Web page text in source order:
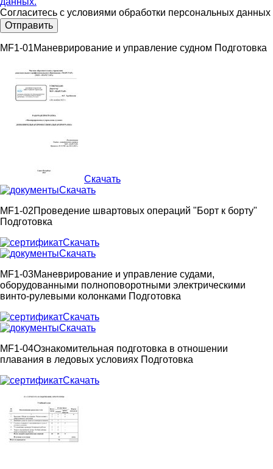
Согласитесь с условиями обработки персональных данных
Отправить
MF1-01Маневрирование и управление судном Подготовка
Скачать
Скачать
MF1-02Проведение швартовых операций "Борт к борту"
Подготовка
Скачать
Скачать
MF1-03Маневрирование и управление судами,
оборудованными полноповоротными электрическими
винто-рулевыми колонками Подготовка
Скачать
Скачать
MF1-04Ознакомительная подготовка в отношении
плавания в ледовых условиях Подготовка
Скачать